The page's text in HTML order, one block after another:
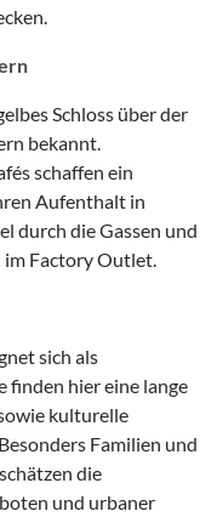
Schloss über der
bekannt.
schaffen ein
Aufenthalt in
durch die Gassen und
Factory Outlet.
sich als
finden hier eine lange
kulturelle
Familien und
die
und urbaner